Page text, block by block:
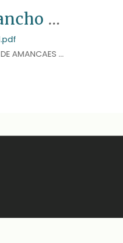
El Qorilazo: Pancho Gómez Negrón, la fiesta de San Juan de Amancaes de 1928 – 1931
INTRODUCCIÓN. I. LA PAMPA DE AMANCAES Y LA FESTIVIDAD DE SAN JUAN EN SUS PRIMEROS TIEMPOS. II. ELTEATRO QUECHUA ANTES Y DESPUÉS DE LOS…